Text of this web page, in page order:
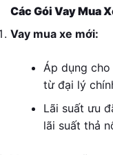
Các Gói Vay Mua
Vay mua xe mới:
Áp dụng
từ đại lý
Lãi suất ưu
lãi suất thả